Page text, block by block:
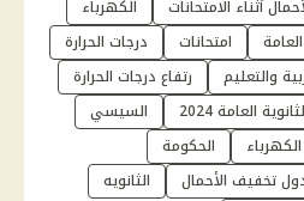
أثناء الامتحانات
الكهرباء
امتحانات
درجات الحرارة
والتعليم
رتفاع درجات الحرارة
العامة 2024
السيسي
الحكومة
تخفيف الأحمال
الثانويه